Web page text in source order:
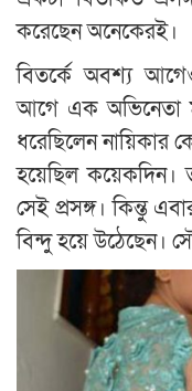
করেছেন অনেকেরই।
বিতর্কে অবশ্য
আগে এক অভিনেতা
ধরেছিলেন নায়িকার
হয়েছিল
সেই প্রসঙ্গ। কিন্তু
বিন্দু হয়ে উঠেছেন।